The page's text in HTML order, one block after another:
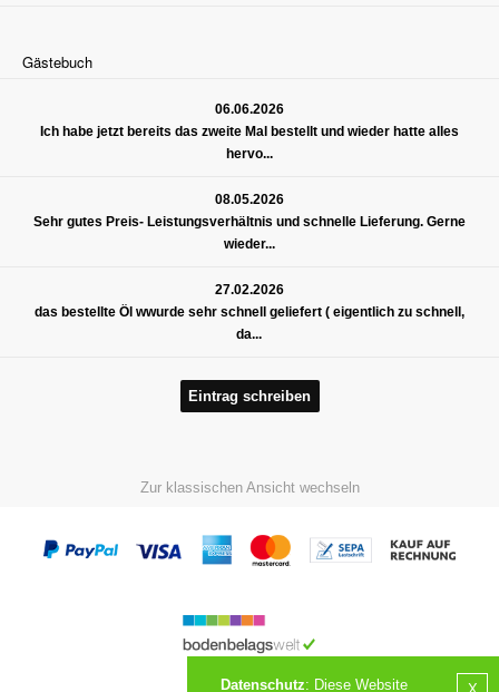
Gästebuch
06.06.2026
Ich habe jetzt bereits das zweite Mal bestellt und wieder hatte alles
hervo...
08.05.2026
Sehr gutes Preis- Leistungsverhältnis und schnelle Lieferung. Gerne
wieder...
27.02.2026
das bestellte Öl wwurde sehr schnell geliefert ( eigentlich zu schnell,
da...
Eintrag schreiben
Zur klassischen Ansicht wechseln
Datenschutz: Diese Website